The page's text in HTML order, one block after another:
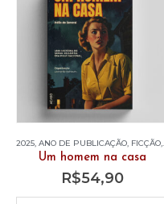
2025, ANO DE PUBLICAÇÃO, FICÇÃO,
Um homem na casa
R$54,90